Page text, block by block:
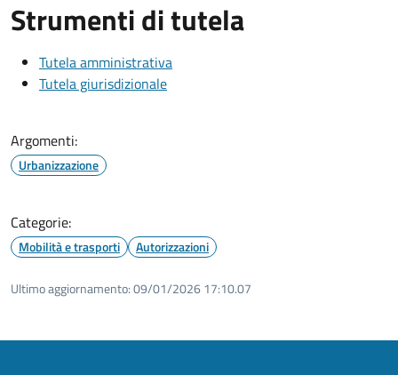
Strumenti di tutela
Tutela amministrativa
Tutela giurisdizionale
Argomenti:
Urbanizzazione
Categorie:
Mobilità e trasporti Autorizzazioni
Ultimo aggiornamento:09/01/2026 17:10.07